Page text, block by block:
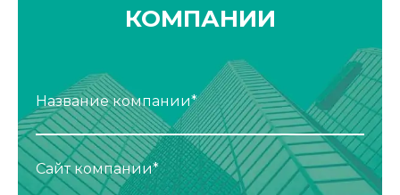
КОМПАНИИ
Название компании*
Сайт компании*